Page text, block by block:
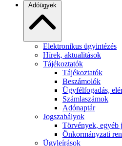
Adóügyek
Elektronikus ügyintézés
Hírek, aktualitások
Tájékoztatók
Tájékoztatók
Beszámolók
Ügyfélfogadás,
Számlaszámok
Adónaptár
Jogszabályok
Törvények, egyéb
Önkormányzati
Ügyleírások